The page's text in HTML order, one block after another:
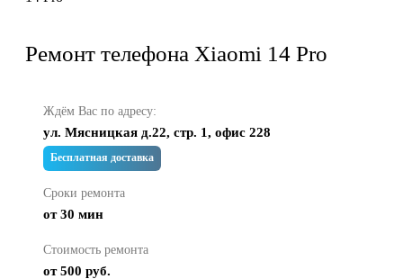
Ремонт телефона Xiaomi 14 Pro
Ждём Вас по адресу:
ул. Мясницкая д.22, стр. 1, офис 228
Бесплатная доставка
Сроки ремонта
от 30 мин
Стоимость ремонта
от 500 руб.